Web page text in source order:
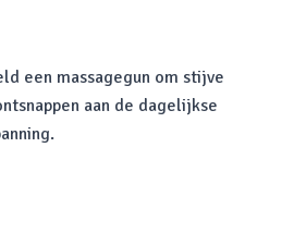
een massagegun om stijve
aan de dagelijkse